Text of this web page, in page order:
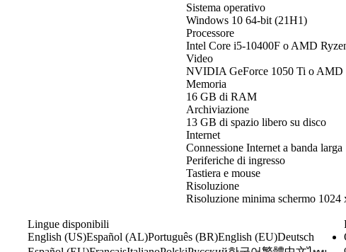
Sistema operativo
Windows 10 64-bit (21H1)
Processore
Intel Core i5-10400F o AMD
Video
NVIDIA GeForce 1050 Ti o AMD
Memoria
16 GB di RAM
Archiviazione
13 GB di spazio libero su disco
Internet
Connessione Internet a banda larga
Periferiche di ingresso
Tastiera e mouse
Risoluzione
Risoluzione minima schermo 1024
Lingue disponibili
English (US)Español (AL)Português (BR)English (EU)Deutsch